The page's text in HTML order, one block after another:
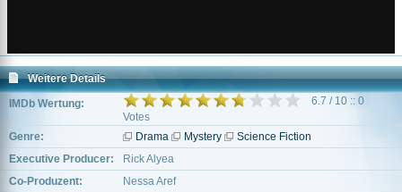
Weitere Details
IMDb Wertung:
6.7 / 10 :: 0
Votes
Genre:
Drama Mystery
Science Fiction
Executive Producer:
Rick Alyea
Co-Produzent:
Nessa Aref